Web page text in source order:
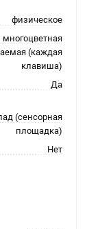
физическое
многоцветная
(каждая
клавиша)
Да
(сенсорная
площадка)
Нет